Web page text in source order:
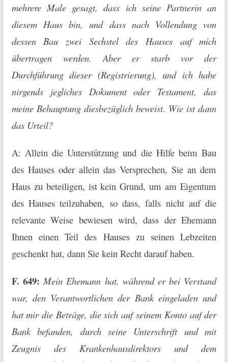
mehrere Male gesagt, dass ich seine Partnerin an
diesem Haus bin, und dass nach Vollendung von
dessen Bau zwei Sechstel des Hauses auf mich
übertragen werden. Aber er starb vor der
Durchführung dieser (Registrierung), und ich habe
nirgends jegliches Dokument oder Testament, das
meine Behauptung diesbezüglich beweist. Wie ist dann
das Urteil?
A: Allein die Unterstützung und die Hilfe beim Bau
des Hauses oder allein das Versprechen, Sie an dem
Haus zu beteiligen, ist kein Grund, um am Eigentum
des Hauses teilzuhaben, so dass, falls nicht auf die
relevante Weise bewiesen wird, dass der Ehemann
Ihnen einen Teil des Hauses zu seinen Lebzeiten
geschenkt hat, dann Sie kein Recht darauf haben.
F. 649: Mein Ehemann hat, während er bei Verstand
war, den Verantwortlichen der Bank eingeladen und
hat mir die Beträge, die sich auf seinem Konto auf der
Bank befanden, durch seine Unterschrift und mit
Zeugnis des Krankenhausdirektors und dem